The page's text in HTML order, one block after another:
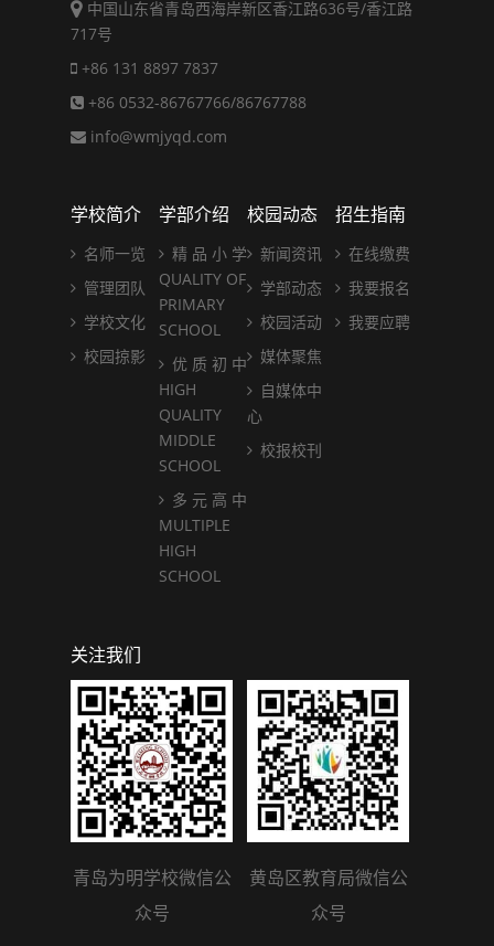
中国山东省青岛西海岸新区香江路636号/香江路
717号
+86 131 8897 7837
+86 0532-86767766/86767788
info@wmjyqd.com
学校简介
名师一览
管理团队
学校文化
校园掠影
学部介绍
精 品 小 学
QUALITY OF
PRIMARY
SCHOOL
优 质 初 中
HIGH
QUALITY
MIDDLE
SCHOOL
多 元 高 中
MULTIPLE
HIGH
SCHOOL
校园动态
新闻资讯
学部动态
校园活动
媒体聚焦
自媒体中
心
校报校刊
招生指南
在线缴费
我要报名
我要应聘
关注我们
青岛为明学校微信公
众号
黄岛区教育局微信公
众号